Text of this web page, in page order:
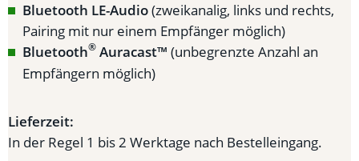
Bluetooth LE-Audio(zweikanalig, links und rechts,
Pairing mit nur einem Empfänger möglich)
Bluetooth® Auracast™ (unbegrenzte Anzahl an
Empfängern möglich)
Lieferzeit:
In der Regel 1 bis 2 Werktage nach Bestelleingang.